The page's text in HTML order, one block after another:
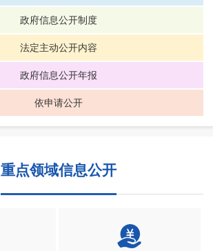
政府信息公开制度
法定主动公开内容
政府信息公开年报
依申请公开
重点领域信息公开